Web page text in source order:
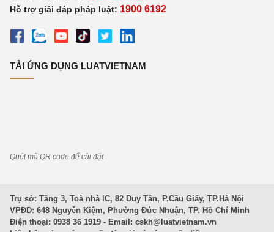
Hỗ trợ giải đáp pháp luật: 1900 6192
TẢI ỨNG DỤNG LUATVIETNAM
Quét mã QR code để cài đặt
Trụ sở: Tầng 3, Toà nhà IC, 82 Duy Tân, P.Cầu Giấy, TP.Hà Nội
VPĐD: 648 Nguyễn Kiệm, Phường Đức Nhuận, TP. Hồ Chí Minh
Điện thoại: 0938 36 1919 - Email: cskh@luatvietnam.vn